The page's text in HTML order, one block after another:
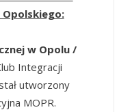
Opolskiego:
w Opolu /
Integracji
utworzony
MOPR.